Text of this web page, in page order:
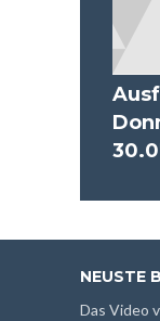
NEUSTE
Das Video